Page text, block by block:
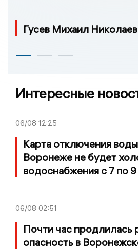
Гусев Михаил
Интересные
06/08 12:25
Карта отключения
Воронеже не будет
водоснабжения с 7 по 9
06/08 02:51
Почти час продлилась
опасность в